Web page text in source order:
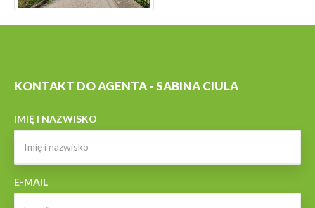
KONTAKT DO AGENTA - SABINA CIULA
IMIĘ I NAZWISKO
E-MAIL